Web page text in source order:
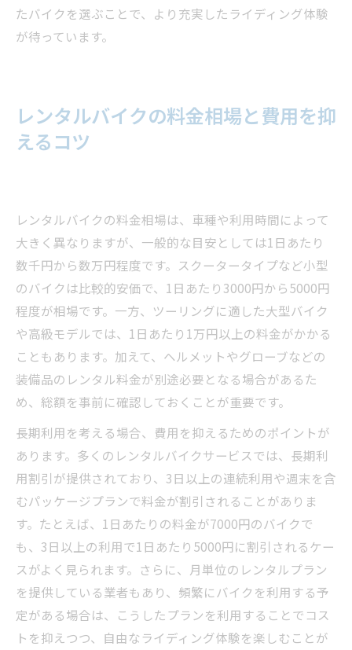
たバイクを選ぶことで、より充実したライディング体験
が待っています。
レンタルバイクの料金相場と費用を抑
えるコツ
レンタルバイクの料金相場は、車種や利用時間によって
大きく異なりますが、一般的な目安としては1日あたり
数千円から数万円程度です。スクータータイプなど小型
のバイクは比較的安価で、1日あたり3000円から5000円
程度が相場です。一方、ツーリングに適した大型バイク
や高級モデルでは、1日あたり1万円以上の料金がかかる
こともあります。加えて、ヘルメットやグローブなどの
装備品のレンタル料金が別途必要となる場合があるた
め、総額を事前に確認しておくことが重要です。
長期利用を考える場合、費用を抑えるためのポイントが
あります。多くのレンタルバイクサービスでは、長期利
用割引が提供されており、3日以上の連続利用や週末を含
むパッケージプランで料金が割引されることがありま
す。たとえば、1日あたりの料金が7000円のバイクで
も、3日以上の利用で1日あたり5000円に割引されるケー
スがよく見られます。さらに、月単位のレンタルプラン
を提供している業者もあり、頻繁にバイクを利用する予
定がある場合は、こうしたプランを利用することでコス
トを抑えつつ、自由なライディング体験を楽しむことが